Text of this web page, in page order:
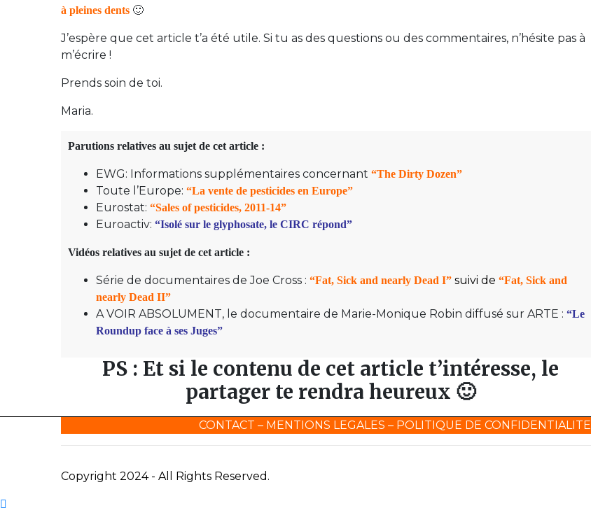
à pleines dents 🙂
J’espère que cet article t’a été utile. Si tu as des questions ou des commentaires, n’hésite pas à
m’écrire !
Prends soin de toi.
Maria.
Parutions relatives au sujet de cet article :
EWG: Informations supplémentaires concernant “The Dirty Dozen”
Toute l’Europe: “La vente de pesticides en Europe”
Eurostat: “Sales of pesticides, 2011-14”
Euroactiv: “Isolé sur le glyphosate, le CIRC répond”
Vidéos relatives au sujet de cet article :
Série de documentaires de Joe Cross : “Fat, Sick and nearly Dead I” suivi de “Fat, Sick and
nearly Dead II”
A VOIR ABSOLUMENT, le documentaire de Marie-Monique Robin diffusé sur ARTE : “Le
Roundup face à ses Juges”
PS : Et si le contenu de cet article t’intéresse, le
partager te rendra heureux 🙂
CONTACT – MENTIONS LEGALES – POLITIQUE DE CONFIDENTIALITE
Copyright 2024 - All Rights Reserved.